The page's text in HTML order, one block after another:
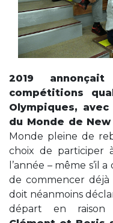
2019
compétitions
Olympiques,
du Monde de
Monde pleine de
choix de participer
l’année – même s’il
de commencer déjà
doit néanmoins
départ en raison